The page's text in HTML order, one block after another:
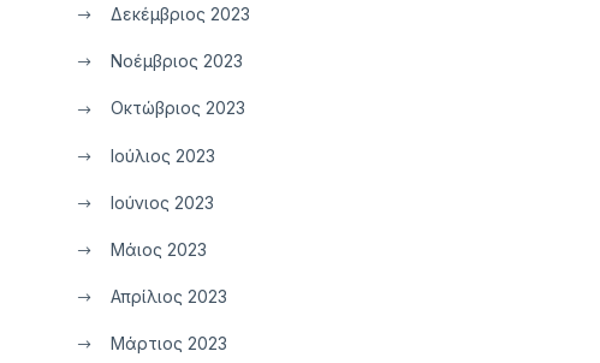
Δεκέμβριος 2023
Νοέμβριος 2023
Οκτώβριος 2023
Ιούλιος 2023
Ιούνιος 2023
Μάιος 2023
Απρίλιος 2023
Μάρτιος 2023